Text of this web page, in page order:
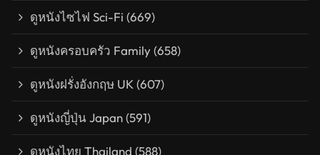
ดูหนังไซไฟ Sci-Fi (669)
ดูหนังครอบครัว Family(658)
ดูหนังฝรั่งอังกฤษ UK(607)
ดูหนังญี่ปุ่น Japan(591)
ดูหนังไทย Thailand (588)